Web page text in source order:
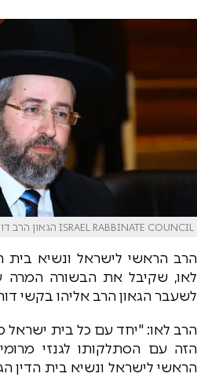
ISRAEL RABBINATE COUNCIL הגאון הרב דוד לאו הרב הראשי לישראל
הרב הראשי לישראל ונשיא בית
לאו, שקיבל את הבשורה המרה
לשעבר הגאון הרב אליהו בקשי
הרב לאו: "יחד עם כל בית
הזה עם הסתלקותו לגנזי
הראשי לישראל ונשיא בית הדין